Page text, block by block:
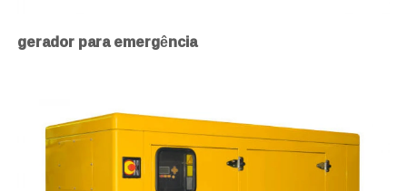
gerador para emergência